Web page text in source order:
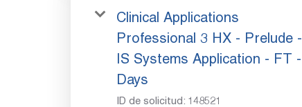
Clinical Applications
Professional 3 HX - Prelude -
IS Systems Application - FT -
Days
ID de solicitud: 148521